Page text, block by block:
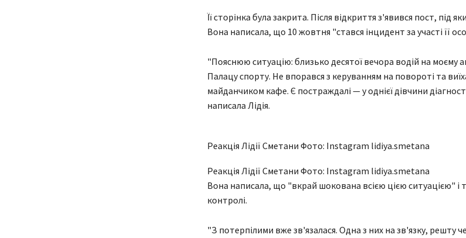
Її сторінка була закрита. Після відкриття з'явився пост, під
Вона написала, що 10 жовтня "стався інцидент за участі її
"Пояснюю ситуацію: близько десятої вечора водій на моєму
Палацу спорту. Не впорався з керуванням на повороті та
майданчиком кафе. Є постраждалі — у однієї дівчини
написала Лідія.
Реакція Лідії Сметани Фото: Instagram lidiya.smetana
Реакція Лідії Сметани Фото: Instagram lidiya.smetana
Вона написала, що "вкрай шокована всією цією ситуацією" і
контролі.
"З потерпілими вже зв'язалася. Одна з них на зв'язку, решту